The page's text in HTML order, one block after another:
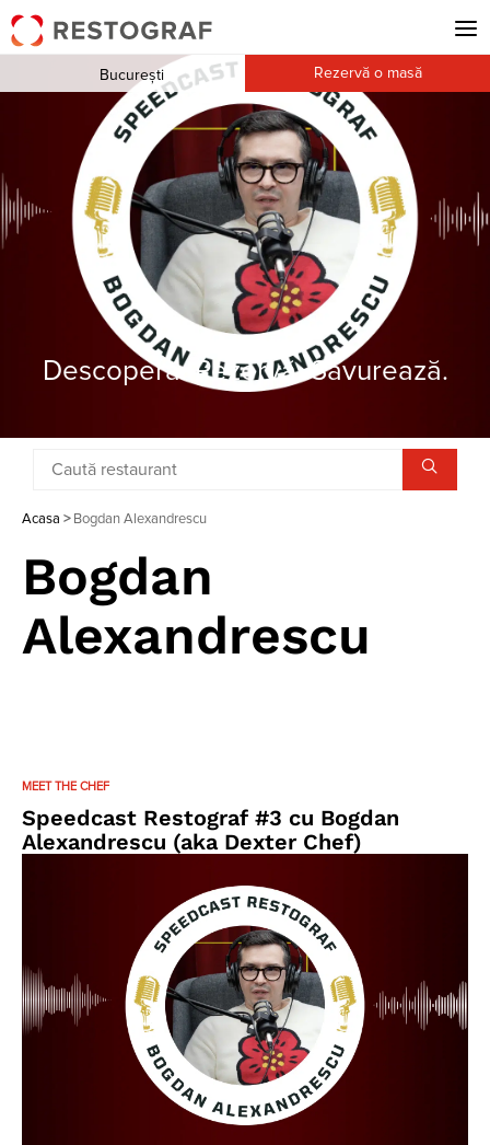
Descoperă. Rezervă. Savurează.
București Rezervă o masă
Acasa > Bogdan Alexandrescu
Bogdan
Alexandrescu
MEET THE CHEF
Speedcast Restograf #3 cu Bogdan
Alexandrescu (aka Dexter Chef)